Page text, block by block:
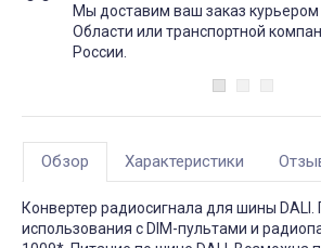
Мы доставим ваш заказ
Области или транспортной
России.
Обзор Характеристики
Конвертер радиосигнала для шины
использования с DIM-пультами и